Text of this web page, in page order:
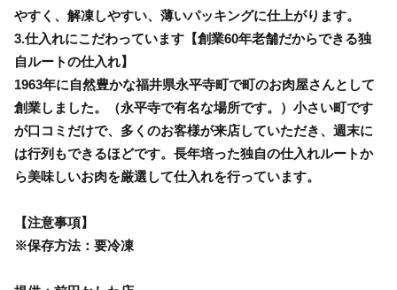
やすく、解凍しやすい、薄いパッキングに仕上がります。
3.仕入れにこだわっています【創業60年老舗だからできる独
自ルートの仕入れ】
1963年に自然豊かな福井県永平寺町で町のお肉屋さんとして
創業しました。（永平寺で有名な場所です。）小さい町です
が口コミだけで、多くのお客様が来店していただき、週末に
は行列もできるほどです。長年培った独自の仕入れルートか
ら美味しいお肉を厳選して仕入れを行っています。
【注意事項】
※保存方法：要冷凍